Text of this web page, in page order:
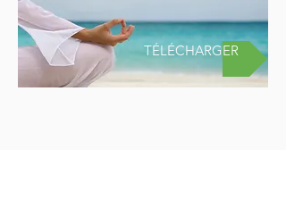
TÉLÉCHARGER